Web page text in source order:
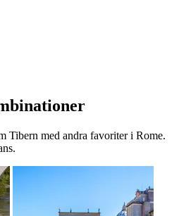
Tibern med andra favoriter i Rome.